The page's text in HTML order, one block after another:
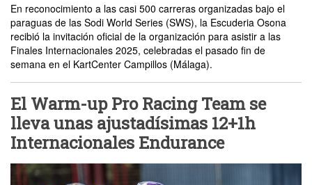
En reconocimiento a las casi 500 carreras organizadas bajo el
paraguas de las Sodi World Series (SWS), la Escuderia Osona
recibió la invitación oficial de la organización para asistir a las
Finales Internacionales 2025, celebradas el pasado fin de
semana en el KartCenter Campillos (Málaga).
El Warm-up Pro Racing Team se
lleva unas ajustadísimas 12+1h
Internacionales Endurance